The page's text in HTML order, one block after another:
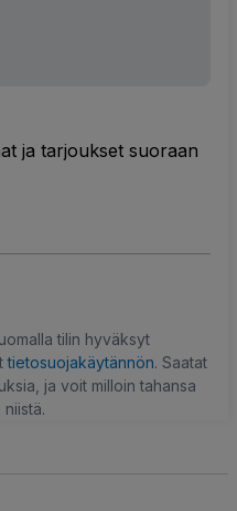
ja tarjoukset suoraan
tilin hyväksyt
tietosuojakäytännön. Saatat
ja voit milloin tahansa